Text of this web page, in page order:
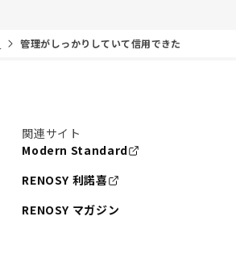
管理がしっかりしていて信用できた
関連サイト
Modern Standard
RENOSY 利諾喜
RENOSY マガジン